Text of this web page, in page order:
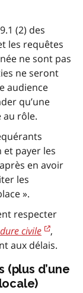
(2) des
les requêtes
ne sont pas
ne seront
audience
qu’une
rôle.
payer les
en avoir
les
».
respecter
civile
,
aux délais.
(plus d’une